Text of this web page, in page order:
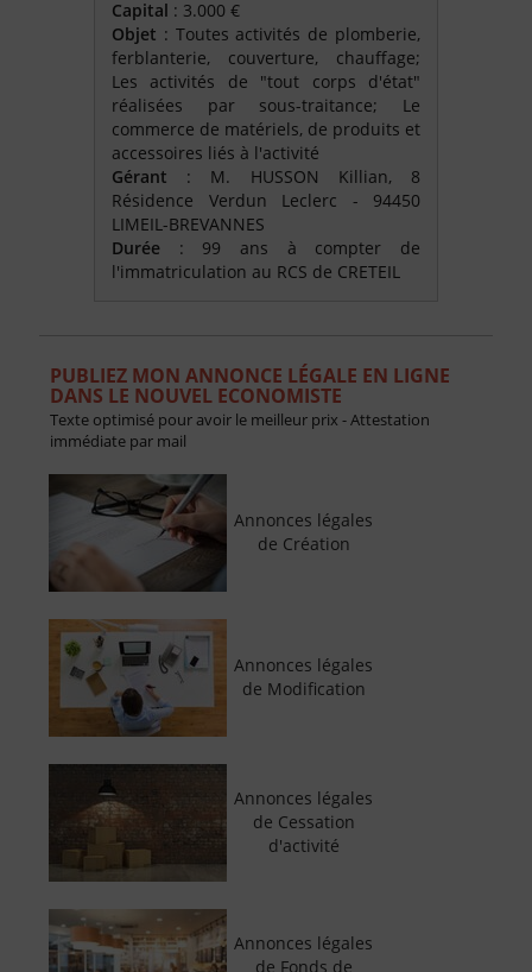
Capital : 3.000 €
Objet : Toutes activités de plomberie,
ferblanterie, couverture, chauffage;
Les activités de "tout corps d'état"
réalisées par sous-traitance; Le
commerce de matériels, de produits et
accessoires liés à l'activité
Gérant : M. HUSSON Killian, 8
Résidence Verdun Leclerc - 94450
LIMEIL-BREVANNES
Durée : 99 ans à compter de
l'immatriculation au RCS de CRETEIL
PUBLIEZ MON ANNONCE LÉGALE EN LIGNE
DANS LE NOUVEL ECONOMISTE
Texte optimisé pour avoir le meilleur prix - Attestation
immédiate par mail
Annonces légales
de Création
Annonces légales
de Modification
Annonces légales
de Cessation
d'activité
Annonces légales
de Fonds de